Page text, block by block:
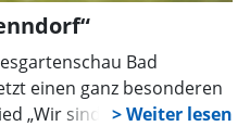
Bad
einen ganz besonderen
„Wir sind alle Bad